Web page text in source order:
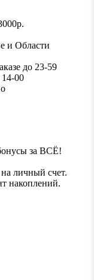
и Области
до 23-59
14-00
за ВСЁ!
личный счет.
накоплений.